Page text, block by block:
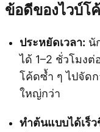
ข้อดีของไวบ์โ
ประหยัดเวลา: นั
ได้ 1–2 ชั่วโมงต่
โค้ดซ้ำ ๆ ไปจัด
ใหญ่กว่า
ทำต้นแบบได้เร็